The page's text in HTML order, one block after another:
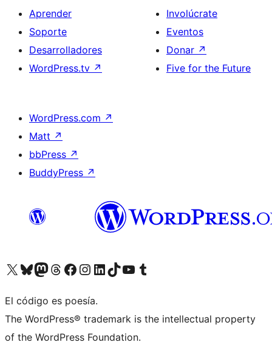
Aprender
Soporte
Desarrolladores
WordPress.tv ↗
Involúcrate
Eventos
Donar ↗
Five for the Future
WordPress.com ↗
Matt ↗
bbPress ↗
BuddyPress ↗
Visita nuestra cuenta de X (anteriormente Twitter)
Visita nuestra cuenta de Bluesky
Visita nuestra cuenta de Mastodon
Visita nuestra cuenta de Threads
Visita nuestra página de Facebook
Visita nuestra cuenta de Instagram
Visita nuestra cuenta de LinkedIn
Visita nuestra cuenta de TikTok
Visita nuestro canal de YouTube
Visita nuestra cuenta de Tumblr
El código es poesía.
The WordPress® trademark is the intellectual property
of the WordPress Foundation.